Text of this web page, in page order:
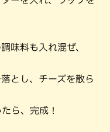
料も入れ混ぜ、
し、チーズを散ら
ら、完成！